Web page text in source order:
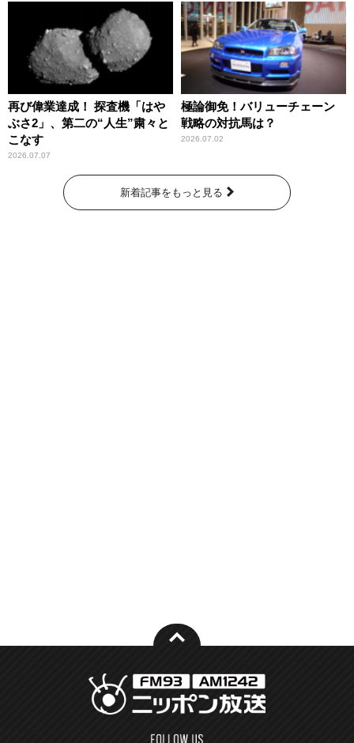
再び偉業達成！ 探査機「はや
ぶさ2」、第二の“人生”粛々と
こなす
2026.07.07
極論御免！バリューチェーン
戦略の対抗馬は？
2026.07.02
新着記事をもっと見る